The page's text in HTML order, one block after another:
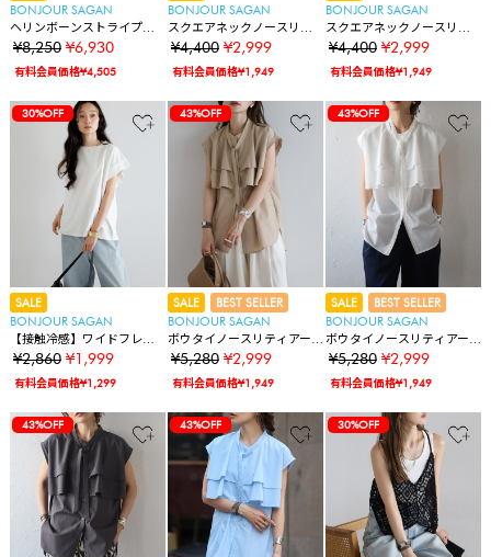
BONJOUR SAGAN
ヘリンボーンストライプサ
ス付きパンツ
¥8,250 ¥6,930
有料会員価格¥4,505
BONJOUR SAGAN
スクエアネックノースリブ
ラウス
¥4,400 ¥2,999
有料会員価格¥1,949
BONJOUR SAGAN
スクエアネックノースリブ
ラウス
¥4,400 ¥2,999
有料会員価格¥1,949
30%OFF
SALE
BONJOUR SAGAN
【接触冷感】ワイドフレン
チスリーブTシャツ
¥2,860 ¥1,999
有料会員価格¥1,299
43%OFF
SALE
BEST SELLER
BONJOUR SAGAN
ボウタイノースリティアー
ドブラウス
¥5,280 ¥2,999
有料会員価格¥1,949
43%OFF
SALE
BEST SELLER
BONJOUR SAGAN
ボウタイノースリティアー
ドブラウス
¥5,280 ¥2,999
有料会員価格¥1,949
43%OFF 43%OFF 30%OFF